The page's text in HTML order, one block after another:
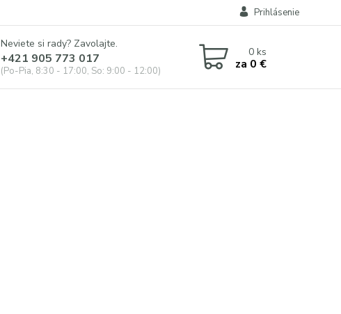
Prihlásenie
Neviete si rady? Zavolajte.
+421 905 773 017
(Po-Pia, 8:30 - 17:00, So: 9:00 - 12:00)
0ks
za 0 €